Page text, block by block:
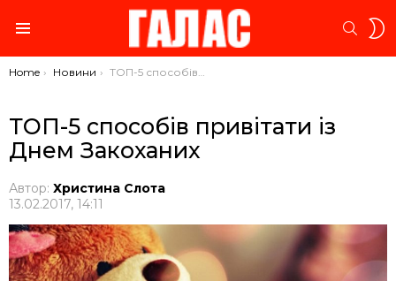
You are here:
Home Новини ТОП-5 способів привітати із Днем Закоханих
ТОП-5 способів привітати із
Днем Закоханих
Автор: Христина Слота
13.02.2017, 14:11